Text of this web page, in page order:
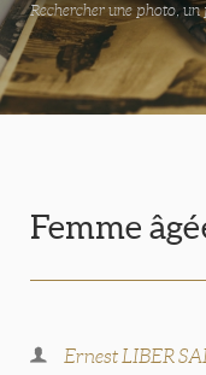
Rechercher une photo,
Femme
Ernest LIBER